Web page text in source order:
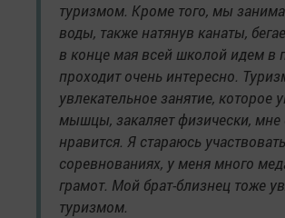
туризмом. Кроме того, мы
воды, также натянув канаты,
в конце мая всей школой идем в
проходит очень интересно.
увлекательное занятие, которое
мышцы, закаляет физически, мне
нравится. Я стараюсь
соревнованиях, у меня много
грамот. Мой брат-близнец тоже
туризмом.